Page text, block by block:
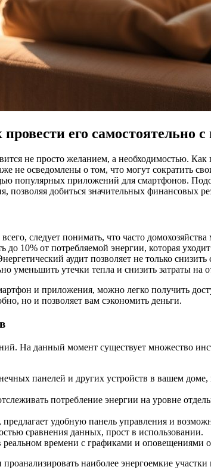
его
не просто желанием, а необходимостью. Как
не осведомлены о том, что могут сократить
популярных приложений для смартфонов.
добиться значительных финансовых
следует понимать, что часто
10% от потребляемой энергии, которая
аудит позволяет не только
уменьшить утечки тепла и снизить затраты на
и приложения, можно легко получить
но и позволяет вам сэкономить деньги.
На данный момент существует множество
панелей и других устройств в вашем доме,
потребление энергии на уровне
удобную панель управления и
сравнения данных, прост в использовании.
времени с графиками и
наиболее энергоемкие